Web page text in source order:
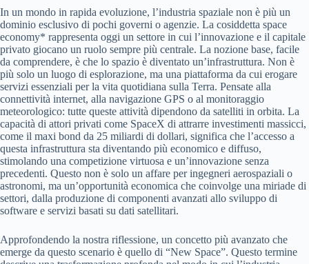
In un mondo in rapida evoluzione, l’industria spaziale non è più un
dominio esclusivo di pochi governi o agenzie. La cosiddetta space
economy* rappresenta oggi un settore in cui l’innovazione e il capitale
privato giocano un ruolo sempre più centrale. La nozione base, facile
da comprendere, è che lo spazio è diventato un’infrastruttura. Non è
più solo un luogo di esplorazione, ma una piattaforma da cui erogare
servizi essenziali per la vita quotidiana sulla Terra. Pensate alla
connettività internet, alla navigazione GPS o al monitoraggio
meteorologico: tutte queste attività dipendono da satelliti in orbita. La
capacità di attori privati come SpaceX di attrarre investimenti massicci,
come il maxi bond da 25 miliardi di dollari, significa che l’accesso a
questa infrastruttura sta diventando più economico e diffuso,
stimolando una competizione virtuosa e un’innovazione senza
precedenti. Questo non è solo un affare per ingegneri aerospaziali o
astronomi, ma un’opportunità economica che coinvolge una miriade di
settori, dalla produzione di componenti avanzati allo sviluppo di
software e servizi basati su dati satellitari.
Approfondendo la nostra riflessione, un concetto più avanzato che
emerge da questo scenario è quello di “New Space”. Questo termine